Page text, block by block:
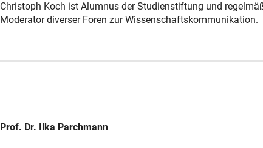
Christoph Koch ist Alumnus der Studienstiftung und
Moderator diverser Foren zur Wissenschaftskommunikation.
Prof. Dr. Ilka Parchmann